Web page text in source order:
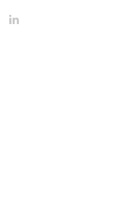
Opens new